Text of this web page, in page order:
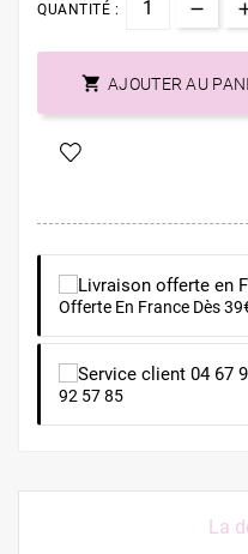
QUANTITÉ :
 AJOUTER AU
Offerte En France Dès
92 57 85
La